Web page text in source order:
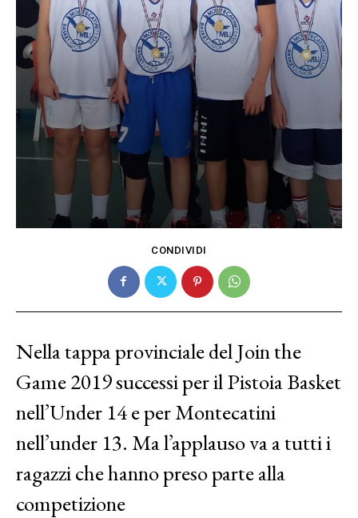
CONDIVIDI
Nella tappa provinciale del Join the
Game 2019 successi per il Pistoia Basket
nell’Under 14 e per Montecatini
nell’under 13. Ma l’applauso va a tutti i
ragazzi che hanno preso parte alla
competizione